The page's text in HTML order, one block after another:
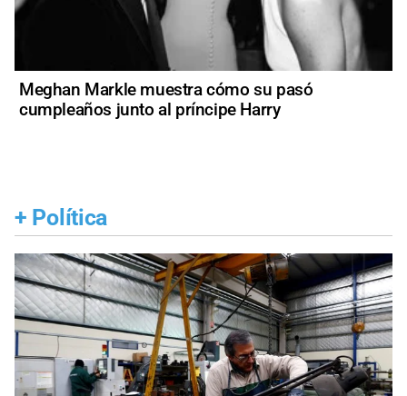
Meghan Markle muestra cómo su pasó
cumpleaños junto al príncipe Harry
+ Política